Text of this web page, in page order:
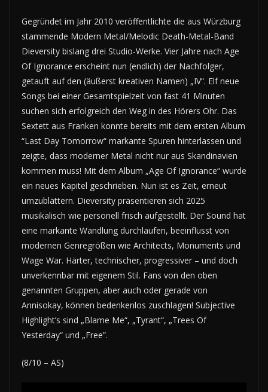
Gegründet im Jahr 2010 veröffentlichte die aus Würzburg
stammende Modern Metal/Melodic Death-Metal-Band
Dieversity bislang drei Studio-Werke. Vier Jahre nach Age
Of Ignorance erscheint nun (endlich) der Nachfolger,
getauft auf den (äußerst kreativen Namen) „IV“. Elf neue
Songs bei einer Gesamtspielzeit von fast 41 Minuten
suchen sich erfolgreich den Weg in des Hörers Ohr. Das
Sextett aus Franken konnte bereits mit dem ersten Album
“Last Day Tomorrow“ markante Spuren hinterlassen und
zeigte, dass moderner Metal nicht nur aus Skandinavien
kommen muss! Mit dem Album „Age Of Ignorance“ wurde
ein neues Kapitel geschrieben. Nun ist es Zeit, erneut
umzublättern. Dieversity präsentieren sich 2025
musikalisch wie personell frisch aufgestellt. Der Sound hat
eine markante Wandlung durchlaufen, beeinflusst von
modernen Genregrößen wie Architects, Monuments und
Wage War. Härter, technischer, progressiver – und doch
unverkennbar mit eigenem Stil. Fans von den oben
genannten Gruppen, aber auch oder gerade von
Annisokay, können bedenkenlos zuschlagen! Subjective
Highlight’s sind „Blame Me“, „Tyrant“, „Trees Of
Yesterday“ und „Free”.
(8/10 – AS)